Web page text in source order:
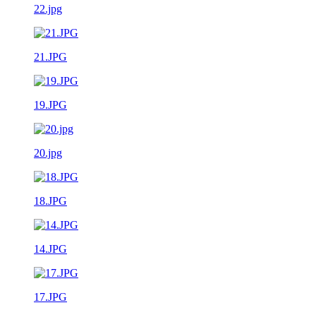
22.jpg
21.JPG
19.JPG
20.jpg
18.JPG
14.JPG
17.JPG